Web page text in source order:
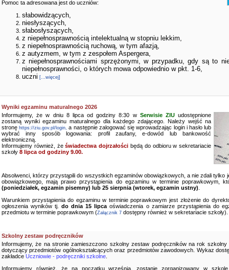
Pomoc ta adresowana jest do uczniów:
słabowidzących,
niesłyszących,
słabosłyszących,
z niepełnosprawnością intelektualną w stopniu lekkim,
z niepełnosprawnością ruchową, w tym afazją,
z autyzmem, w tym z zespołem Aspergera,
z niepełnosprawnościami sprzężonymi, w przypadku, gdy są to
niepełnosprawności, o których mowa odpowiednio w pkt. 1-6,
uczni [...więcej]
Wyniki egzaminu maturalnego 2026
Informujemy, że w dniu 8 lipca od godziny 8:30 w Serwisie ZIU udostępnione
zostaną wyniki egzaminu maturalnego dla każdego zdającego. Należy wejść na
stronęhttps://ziu.gov.pl/login, a następnie zalogować się wprowadzając login i hasło lub
wybrać inny sposób logowania: profil zaufany, e-dowód lub bankowość
elektroniczną.
Informujemy również, żeświadectwa dojrzałości będą do odbioru w sekretariacie
szkoły 8 lipca od godziny 9.00.
Absolwenci, którzy przystąpili do wszystkich egzaminów obowiązkowych, a nie zdali tylko
obowiązkowego, mają prawo przystąpienia do egzaminu w terminie poprawkowym,
(poniedziałek, egzamin pisemny) lub 25 sierpnia (wtorek, egzamin ustny)
Warunkiem przystąpienia do egzaminu w terminie poprawkowym jest złożenie do
ogłoszenia wyników tj.do dnia 15 lipca oświadczenia o zamiarze przystąpienia do
przedmiotu w terminie poprawkowym (Załącznik 7 dostępny również w sekretariacie szkoły).
Szkolny zestaw podręczników
Informujemy, że na stronie zamieszczono szkolny zestaw podręczników na rok szkolny
dotyczący przedmiotów ogólnokształcących oraz przedmiotów zawodowych. Wykaz
zakładce Uczniowie - podręczniki szkolne
Informujemy również, że na początku września, zostanie zorganizowany w